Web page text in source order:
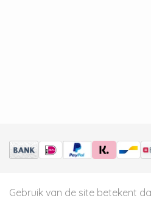
Gebruik van de site betekent